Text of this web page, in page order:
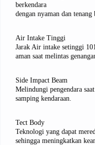
berkendara
dengan nyaman dan tenang
Air Intake Tinggi
Jarak Air intake setinggi
aman saat melintas
Side Impact Beam
Melindungi pengendara
samping kendaraan.
Tect Body
Teknologi yang dapat
sehingga meningkatkan